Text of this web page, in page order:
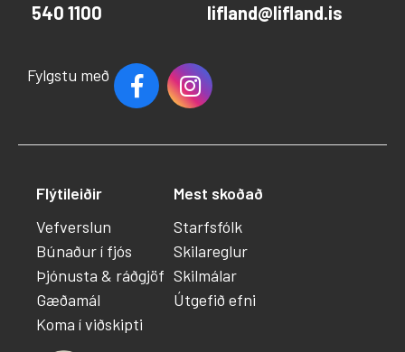
540 1100 lifland@lifland.is
Fylgstu með
Flýtileiðir
Vefverslun
Búnaður í fjós
Þjónusta & ráðgjöf
Gæðamál
Koma í viðskipti
Mest skoðað
Starfsfólk
Skilareglur
Skilmálar
Útgefið efni